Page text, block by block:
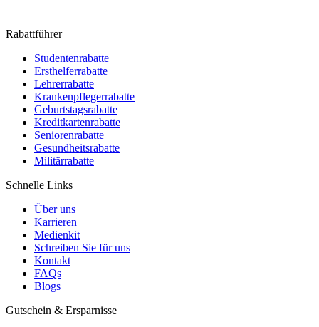
Rabattführer
Studentenrabatte
Ersthelferrabatte
Lehrerrabatte
Krankenpflegerrabatte
Geburtstagsrabatte
Kreditkartenrabatte
Seniorenrabatte
Gesundheitsrabatte
Militärrabatte
Schnelle Links
Über uns
Karrieren
Medienkit
Schreiben Sie für uns
Kontakt
FAQs
Blogs
Gutschein & Ersparnisse